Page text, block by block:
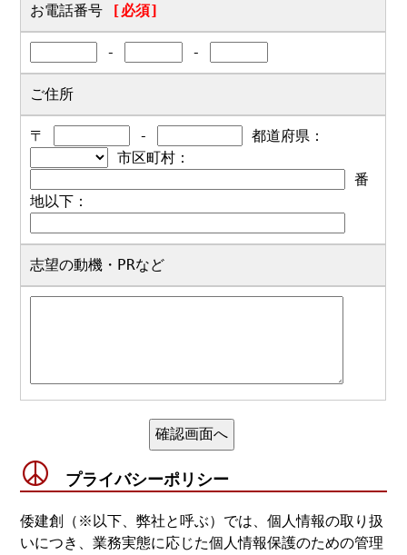
お電話番号 [必須]
- -
ご住所
〒 -
都道府県：
市区町村：
番
地以下：
志望の動機・PRなど
プライバシーポリシー
倭建創（※以下、弊社と呼ぶ）では、個人情報の取り扱
いにつき、業務実態に応じた個人情報保護のための管理